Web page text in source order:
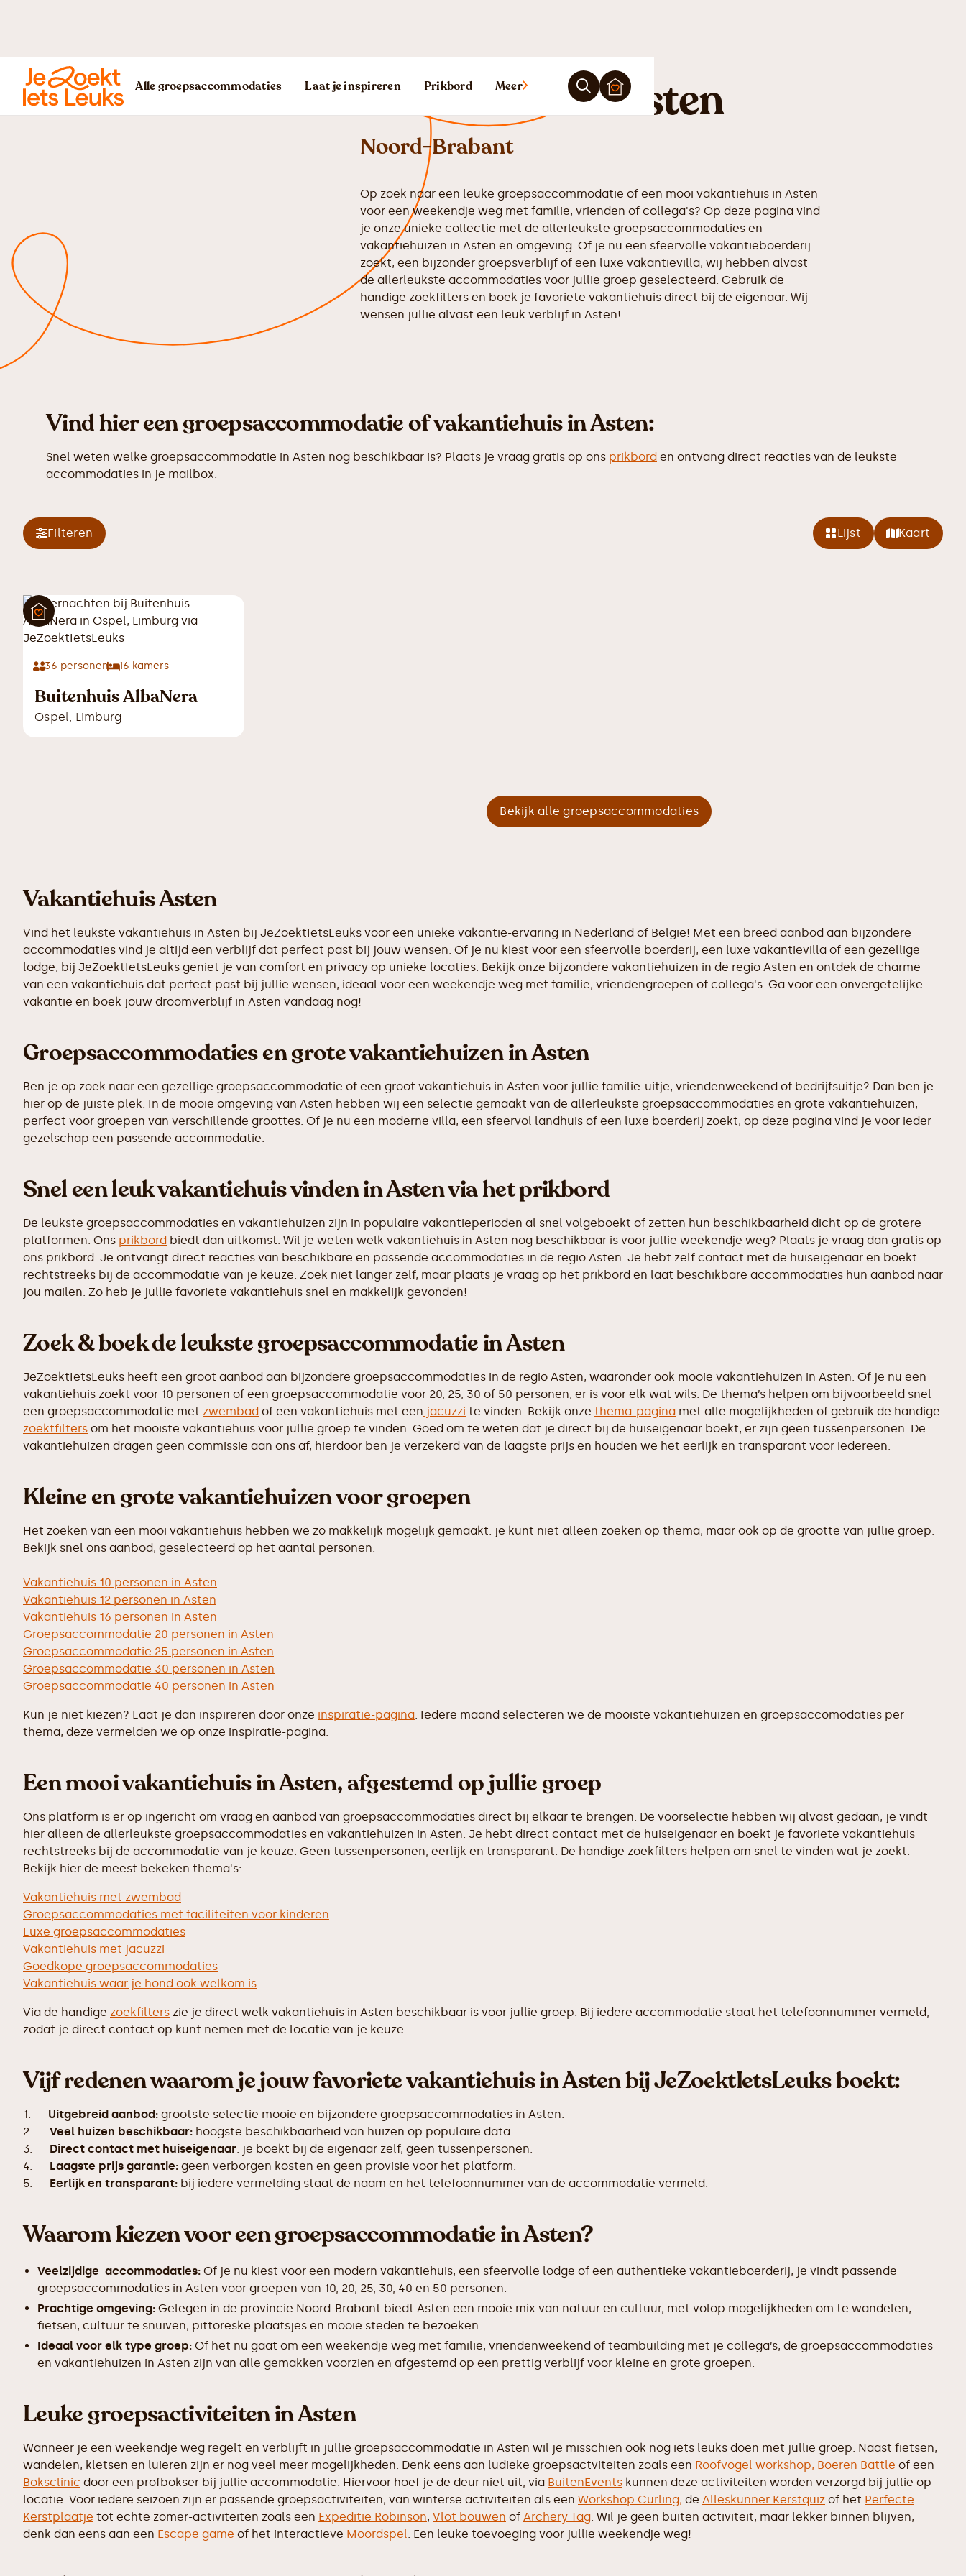
Alle groepsaccommodaties Laat je inspireren Prikbord Meer
Vakantiehuis Asten
Noord-Brabant
Op zoek naar een leuke groepsaccommodatie of een mooi vakantiehuis in Asten
voor een weekendje weg met familie, vrienden of collega's? Op deze pagina vind
je onze unieke collectie met de allerleukste groepsaccommodaties en
vakantiehuizen in Asten en omgeving. Of je nu een sfeervolle vakantieboerderij
zoekt, een bijzonder groepsverblijf of een luxe vakantievilla, wij hebben alvast
de allerleukste accommodaties voor jullie groep geselecteerd. Gebruik de
handige zoekfilters en boek je favoriete vakantiehuis direct bij de eigenaar. Wij
wensen jullie alvast een leuk verblijf in Asten!
Vind hier een groepsaccommodatie of vakantiehuis in Asten:
Snel weten welke groepsaccommodatie in Asten nog beschikbaar is? Plaats je vraag gratis op ons prikbord en ontvang direct reacties van de leukste
accommodaties in je mailbox.
Filteren Lijst Kaart
36 personen 16 kamers
Buitenhuis AlbaNera
Ospel, Limburg
Bekijk alle groepsaccommodaties
Vakantiehuis Asten
Vind het leukste vakantiehuis in Asten bij JeZoektIetsLeuks voor een unieke vakantie-ervaring in Nederland of België! Met een breed aanbod aan bijzondere
accommodaties vind je altijd een verblijf dat perfect past bij jouw wensen. Of je nu kiest voor een sfeervolle boerderij, een luxe vakantievilla of een gezellige
lodge, bij JeZoektIetsLeuks geniet je van comfort en privacy op unieke locaties. Bekijk onze bijzondere vakantiehuizen in de regio Asten en ontdek de charme
van een vakantiehuis dat perfect past bij jullie wensen, ideaal voor een weekendje weg met familie, vriendengroepen of collega's. Ga voor een onvergetelijke
vakantie en boek jouw droomverblijf in Asten vandaag nog!
Groepsaccommodaties en grote vakantiehuizen in Asten
Ben je op zoek naar een gezellige groepsaccommodatie of een groot vakantiehuis in Asten voor jullie familie-uitje, vriendenweekend of bedrijfsuitje? Dan ben je
hier op de juiste plek. In de mooie omgeving van Asten hebben wij een selectie gemaakt van de allerleukste groepsaccommodaties en grote vakantiehuizen,
perfect voor groepen van verschillende groottes. Of je nu een moderne villa, een sfeervol landhuis of een luxe boerderij zoekt, op deze pagina vind je voor ieder
gezelschap een passende accommodatie.
Snel een leuk vakantiehuis vinden in Asten via het prikbord
De leukste groepsaccommodaties en vakantiehuizen zijn in populaire vakantieperioden al snel volgeboekt of zetten hun beschikbaarheid dicht op de grotere
platformen. Ons prikbord biedt dan uitkomst. Wil je weten welk vakantiehuis in Asten nog beschikbaar is voor jullie weekendje weg? Plaats je vraag dan gratis op
ons prikbord. Je ontvangt direct reacties van beschikbare en passende accommodaties in de regio Asten. Je hebt zelf contact met de huiseigenaar en boekt
rechtstreeks bij de accommodatie van je keuze. Zoek niet langer zelf, maar plaats je vraag op het prikbord en laat beschikbare accommodaties hun aanbod naar
jou mailen. Zo heb je jullie favoriete vakantiehuis snel en makkelijk gevonden!
Zoek & boek de leukste groepsaccommodatie in Asten
JeZoektIetsLeuks heeft een groot aanbod aan bijzondere groepsaccommodaties in de regio Asten, waaronder ook mooie vakantiehuizen in Asten. Of je nu een
vakantiehuis zoekt voor 10 personen of een groepsaccommodatie voor 20, 25, 30 of 50 personen, er is voor elk wat wils. De thema’s helpen om bijvoorbeeld snel
een groepsaccommodatie met zwembad of een vakantiehuis met een jacuzzi te vinden. Bekijk onze thema-pagina met alle mogelijkheden of gebruik de handige
zoektfilters om het mooiste vakantiehuis voor jullie groep te vinden. Goed om te weten dat je direct bij de huiseigenaar boekt, er zijn geen tussenpersonen. De
vakantiehuizen dragen geen commissie aan ons af, hierdoor ben je verzekerd van de laagste prijs en houden we het eerlijk en transparant voor iedereen.
Kleine en grote vakantiehuizen voor groepen
Het zoeken van een mooi vakantiehuis hebben we zo makkelijk mogelijk gemaakt: je kunt niet alleen zoeken op thema, maar ook op de grootte van jullie groep.
Bekijk snel ons aanbod, geselecteerd op het aantal personen:
Vakantiehuis 10 personen in Asten
Vakantiehuis 12 personen in Asten
Vakantiehuis 16 personen in Asten
Groepsaccommodatie 20 personen in Asten
Groepsaccommodatie 25 personen in Asten
Groepsaccommodatie 30 personen in Asten
Groepsaccommodatie 40 personen in Asten
Kun je niet kiezen? Laat je dan inspireren door onze inspiratie-pagina. Iedere maand selecteren we de mooiste vakantiehuizen en groepsaccomodaties per
thema, deze vermelden we op onze inspiratie-pagina.
Een mooi vakantiehuis in Asten, afgestemd op jullie groep
Ons platform is er op ingericht om vraag en aanbod van groepsaccommodaties direct bij elkaar te brengen. De voorselectie hebben wij alvast gedaan, je vindt
hier alleen de allerleukste groepsaccommodaties en vakantiehuizen in Asten. Je hebt direct contact met de huiseigenaar en boekt je favoriete vakantiehuis
rechtstreeks bij de accommodatie van je keuze. Geen tussenpersonen, eerlijk en transparant. De handige zoekfilters helpen om snel te vinden wat je zoekt.
Bekijk hier de meest bekeken thema's:
Vakantiehuis met zwembad
Groepsaccommodaties met faciliteiten voor kinderen
Luxe groepsaccommodaties
Vakantiehuis met jacuzzi
Goedkope groepsaccommodaties
Vakantiehuis waar je hond ook welkom is
Via de handige zoekfilters zie je direct welk vakantiehuis in Asten beschikbaar is voor jullie groep. Bij iedere accommodatie staat het telefoonnummer vermeld,
zodat je direct contact op kunt nemen met de locatie van je keuze.
Vijf redenen waarom je jouw favoriete vakantiehuis in Asten bij JeZoektIetsLeuks boekt:
1. Uitgebreid aanbod: grootste selectie mooie en bijzondere groepsaccommodaties in Asten.
2. Veel huizen beschikbaar: hoogste beschikbaarheid van huizen op populaire data.
3. Direct contact met huiseigenaar: je boekt bij de eigenaar zelf, geen tussenpersonen.
4. Laagste prijs garantie: geen verborgen kosten en geen provisie voor het platform.
5. Eerlijk en transparant: bij iedere vermelding staat de naam en het telefoonnummer van de accommodatie vermeld.
Waarom kiezen voor een groepsaccommodatie in Asten?
Veelzijdige accommodaties: Of je nu kiest voor een modern vakantiehuis, een sfeervolle lodge of een authentieke vakantieboerderij, je vindt passende
groepsaccommodaties in Asten voor groepen van 10, 20, 25, 30, 40 en 50 personen.
Prachtige omgeving: Gelegen in de provincie Noord-Brabant biedt Asten een mooie mix van natuur en cultuur, met volop mogelijkheden om te wandelen,
fietsen, cultuur te snuiven, pittoreske plaatsjes en mooie steden te bezoeken.
Ideaal voor elk type groep: Of het nu gaat om een weekendje weg met familie, vriendenweekend of teambuilding met je collega’s, de groepsaccommodaties
en vakantiehuizen in Asten zijn van alle gemakken voorzien en afgestemd op een prettig verblijf voor kleine en grote groepen.
Leuke groepsactiviteiten in Asten
Wanneer je een weekendje weg regelt en verblijft in jullie groepsaccommodatie in Asten wil je misschien ook nog iets leuks doen met jullie groep. Naast fietsen,
wandelen, kletsen en luieren zijn er nog veel meer mogelijkheden. Denk eens aan ludieke groepsactviteiten zoals een Roofvogel workshop, Boeren Battle of een
Boksclinic door een profbokser bij jullie accommodatie. Hiervoor hoef je de deur niet uit, via BuitenEvents kunnen deze activiteiten worden verzorgd bij jullie op
locatie. Voor iedere seizoen zijn er passende groepsactiviteiten, van winterse activiteiten als een Workshop Curling, de Alleskunner Kerstquiz of het Perfecte
Kerstplaatje tot echte zomer-activiteiten zoals een Expeditie Robinson, Vlot bouwen of Archery Tag. Wil je geen buiten activiteit, maar lekker binnen blijven,
denk dan eens aan een Escape game of het interactieve Moordspel. Een leuke toevoeging voor jullie weekendje weg!